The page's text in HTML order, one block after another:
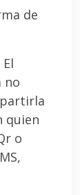
de
El
no
quien
o